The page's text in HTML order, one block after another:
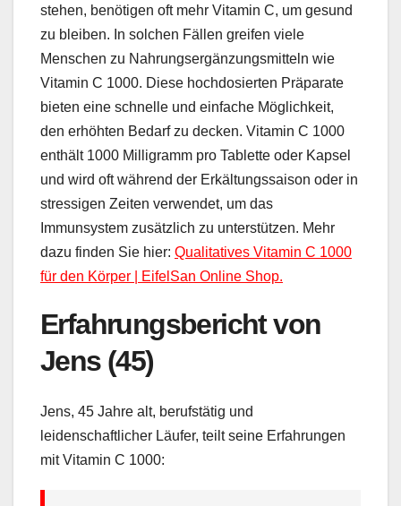
stehen, benötigen oft mehr Vitamin C, um gesund
zu bleiben. In solchen Fällen greifen viele
Menschen zu Nahrungsergänzungsmitteln wie
Vitamin C 1000. Diese hochdosierten Präparate
bieten eine schnelle und einfache Möglichkeit,
den erhöhten Bedarf zu decken. Vitamin C 1000
enthält 1000 Milligramm pro Tablette oder Kapsel
und wird oft während der Erkältungssaison oder in
stressigen Zeiten verwendet, um das
Immunsystem zusätzlich zu unterstützen. Mehr
dazu finden Sie hier: Qualitatives Vitamin C 1000
für den Körper | EifelSan Online Shop.
Erfahrungsbericht von
Jens (45)
Jens, 45 Jahre alt, berufstätig und
leidenschaftlicher Läufer, teilt seine Erfahrungen
mit Vitamin C 1000: